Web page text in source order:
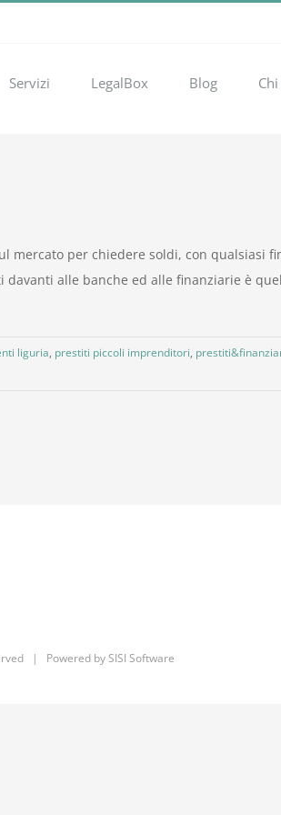
Servizi LegalBox Blog
per chiedere soldi, con qualsiasi
alle banche ed alle finanziarie è
liguria, prestiti piccoli imprenditori,
| Powered bySISI Software